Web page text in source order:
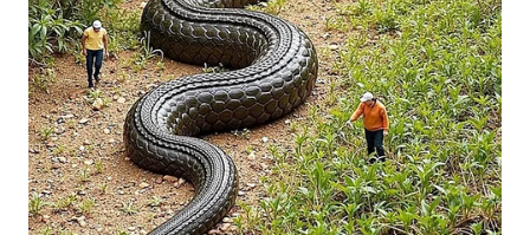
WN
SULSEL
WN
GORONTALO
WN
SULUT